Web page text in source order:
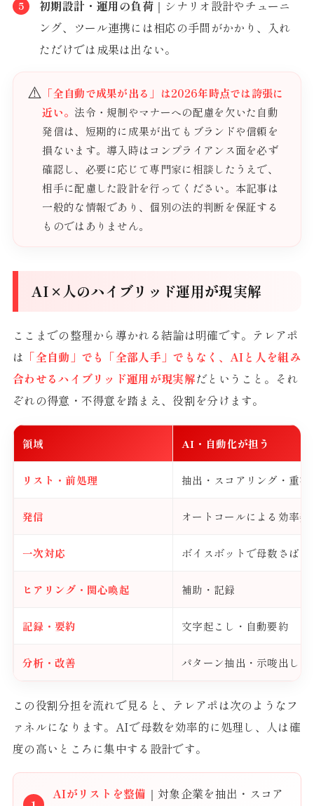
初期設計・運用の負荷 ｜シナリオ設計やチューニ
ング、ツール連携には相応の手間がかかり、入れ
ただけでは成果は出ない。
⚠️ 「全自動で成果が出る」は2026年時点では誇張に
近い。 法令・規制やマナーへの配慮を欠いた自動
発信は、短期的に成果が出てもブランドや信頼を
損ないます。導入時はコンプライアンス面を必ず
確認し、必要に応じて専門家に相談したうえで、
相手に配慮した設計を行ってください。本記事は
一般的な情報であり、個別の法的判断を保証する
ものではありません。
AI×人のハイブリッド運用が現実解
ここまでの整理から導かれる結論は明確です。テレアポ
は 「全自動」でも「全部人手」でもなく、AIと人を組み
合わせるハイブリッド運用が現実解だということ。それ
ぞれの得意・不得意を踏まえ、役割を分けます。
領域 AI・自動化が担う
リスト・前処理 抽出・スコアリング・重複
発信 オートコールによる効率発
一次対応 ボイスボットで母数さばき
ヒアリング・関心喚起 補助・記録
記録・要約 文字起こし・自動要約
分析・改善 パターン抽出・示唆出し
この役割分担を流れで見ると、テレアポは次のようなフ
ァネルになります。AIで母数を効率的に処理し、人は確
度の高いところに集中する設計です。
AIがリストを整備 ｜対象企業を抽出・スコア